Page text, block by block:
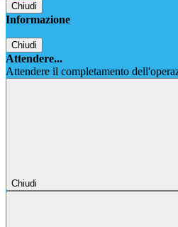
Chiudi
Informazione
Chiudi
Attendere...
Attendere il completamento
Chiudi